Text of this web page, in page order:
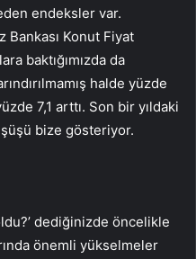
endeksler var.
Konut Fiyat
baktığımızda da
halde yüzde
7,1 arttı. Son bir yıldaki
bize gösteriyor.
dediğinizde öncelikle
önemli yükselmeler